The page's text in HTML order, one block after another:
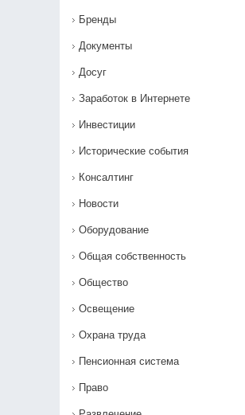
Бренды
Документы
Досуг
Заработок в Интернете
Инвестиции
Исторические события
Консалтинг
Новости
Оборудование
Общая собственность
Общество
Освещение
Охрана труда
Пенсионная система
Право